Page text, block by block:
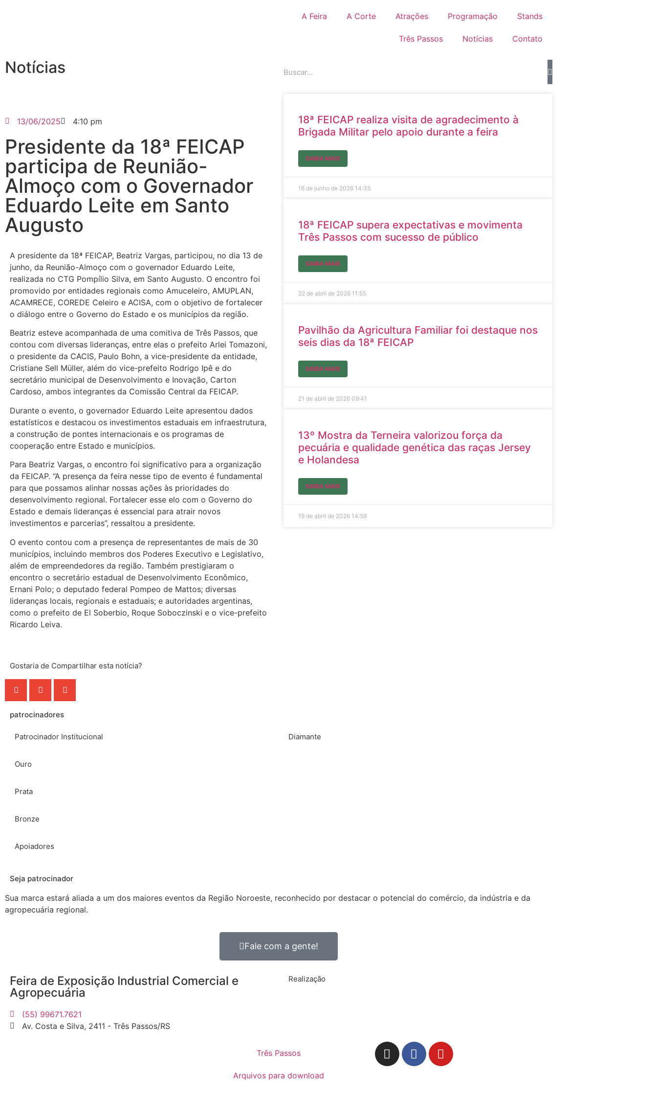
A Feira A Corte Atrações Programação Stands
Três Passos Notícias Contato
Notícias
13/06/2025 4:10 pm
Presidente da 18ª FEICAP
participa de Reunião-
Almoço com o Governador
Eduardo Leite em Santo
Augusto
A presidente da 18ª FEICAP, Beatriz Vargas, participou, no dia 13 de
junho, da Reunião-Almoço com o governador Eduardo Leite,
realizada no CTG Pompílio Silva, em Santo Augusto. O encontro foi
promovido por entidades regionais como Amuceleiro, AMUPLAN,
ACAMRECE, COREDE Celeiro e ACISA, com o objetivo de fortalecer
o diálogo entre o Governo do Estado e os municípios da região.
Beatriz esteve acompanhada de uma comitiva de Três Passos, que
contou com diversas lideranças, entre elas o prefeito Arlei Tomazoni,
o presidente da CACIS, Paulo Bohn, a vice-presidente da entidade,
Cristiane Sell Müller, além do vice-prefeito Rodrigo Ipê e do
secretário municipal de Desenvolvimento e Inovação, Carton
Cardoso, ambos integrantes da Comissão Central da FEICAP.
Durante o evento, o governador Eduardo Leite apresentou dados
estatísticos e destacou os investimentos estaduais em infraestrutura,
a construção de pontes internacionais e os programas de
cooperação entre Estado e municípios.
Para Beatriz Vargas, o encontro foi significativo para a organização
da FEICAP. “A presença da feira nesse tipo de evento é fundamental
para que possamos alinhar nossas ações às prioridades do
desenvolvimento regional. Fortalecer esse elo com o Governo do
Estado e demais lideranças é essencial para atrair novos
investimentos e parcerias”, ressaltou a presidente.
O evento contou com a presença de representantes de mais de 30
municípios, incluindo membros dos Poderes Executivo e Legislativo,
além de empreendedores da região. Também prestigiaram o
encontro o secretário estadual de Desenvolvimento Econômico,
Ernani Polo; o deputado federal Pompeo de Mattos; diversas
lideranças locais, regionais e estaduais; e autoridades argentinas,
como o prefeito de El Soberbio, Roque Soboczinski e o vice-prefeito
Ricardo Leiva.
Gostaria de Compartilhar esta notícia?
18ª FEICAP realiza visita de agradecimento à
Brigada Militar pelo apoio durante a feira
SAIBA MAIS
16 de junho de 2026 14:35
18ª FEICAP supera expectativas e movimenta
Três Passos com sucesso de público
SAIBA MAIS
22 de abril de 2026 11:55
Pavilhão da Agricultura Familiar foi destaque nos
seis dias da 18ª FEICAP
SAIBA MAIS
21 de abril de 2026 09:41
13º Mostra da Terneira valorizou força da
pecuária e qualidade genética das raças Jersey
e Holandesa
SAIBA MAIS
19 de abril de 2026 14:59
patrocinadores
Patrocinador Institucional Diamante
Ouro
Prata
Bronze
Apoiadores
Seja patrocinador
Sua marca estará aliada a um dos maiores eventos da Região Noroeste, reconhecido por destacar o potencial do comércio, da indústria e da
agropecuária regional.
Fale com a gente!
Feira de Exposição Industrial Comercial e
Agropecuária
(55) 99671.7621
Av. Costa e Silva, 2411 - Três Passos/RS
Realização
Três Passos
Arquivos para download